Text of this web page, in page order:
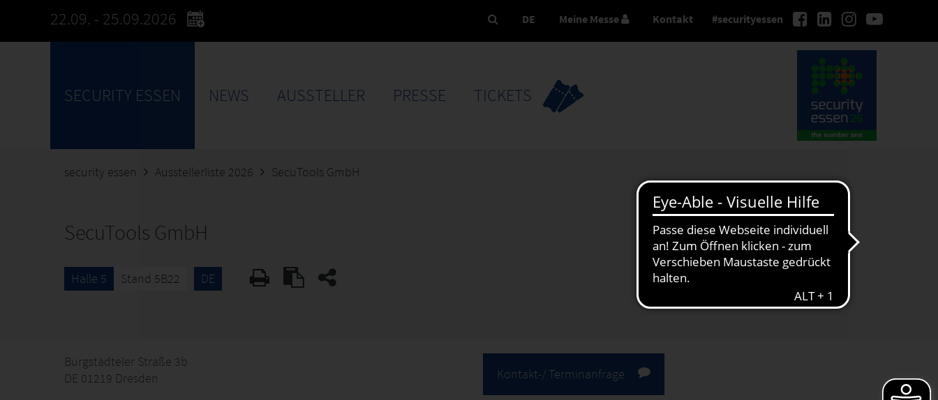
22.09. - 25.09.2026 #securityessen
DE Meine Messe Kontakt
SECURITY ESSEN NEWS AUSSTELLER PRESSE TICKETS
security essen Ausstellerliste 2026 SecuTools GmbH
SecuTools GmbH
Halle 5 Stand 5B22 DE
Burgstädteler Straße 3b
DE 01219 Dresden
Kontakt-/ Terminanfrage